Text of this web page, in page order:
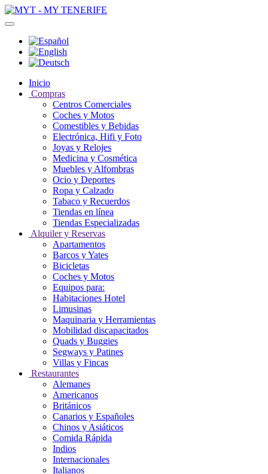
Inicio
Compras
Centros Comerciales
Coches y Motos
Comestibles y Bebidas
Electrónica, Hifi y Foto
Joyas y Relojes
Medicina y Cosmética
Muebles y Alfombras
Ocio y Deportes
Ropa y Calzado
Tabaco y Recuerdos
Tiendas en línea
Tiendas Especializadas
Alquiler y Reservas
Apartamentos
Barcos y Yates
Bicicletas
Coches y Motos
Equipos para:
Habitaciones Hotel
Limusinas
Maquinaria y Herramientas
Mobilidad discapacitados
Quads y Buggies
Segways y Patines
Villas y Fincas
Restaurantes
Alemanes
Americanos
Británicos
Canarios y Españoles
Chinos y Asiáticos
Comida Rápida
Indios
Internacionales
Italianos